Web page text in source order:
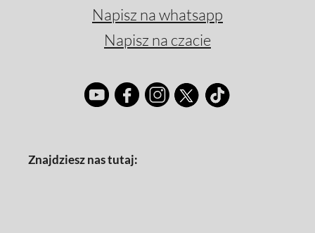
Napisz na whatsapp
Napisz na czacie
Znajdziesz nas tutaj: